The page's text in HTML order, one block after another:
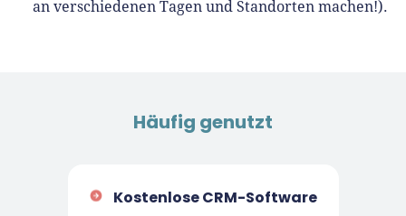
an verschiedenen Tagen und Standorten machen!).
Häufig genutzt
Kostenlose CRM-Software